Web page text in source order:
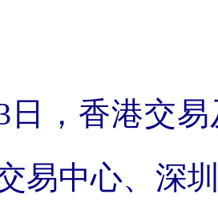
，香港交易
易中心、深